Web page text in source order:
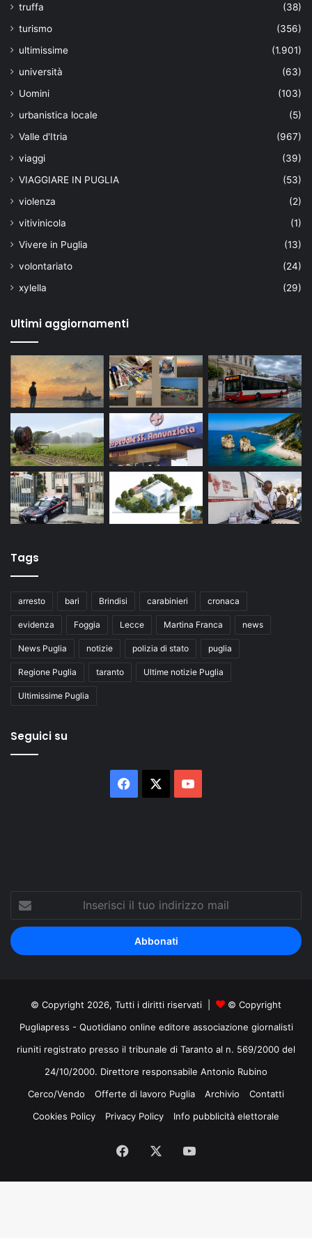
truffa
(38)
turismo
(356)
ultimissime
(1.901)
università
(63)
Uomini
(103)
urbanistica locale
(5)
Valle d'Itria
(967)
viaggi
(39)
VIAGGIARE IN PUGLIA
(53)
violenza
(2)
vitivinicola
(1)
Vivere in Puglia
(13)
volontariato
(24)
xylella
(29)
Ultimi aggiornamenti
Tags
arresto bari Brindisi carabinieri cronaca
evidenza Foggia Lecce Martina Franca news
News Puglia notizie polizia di stato puglia
Regione Puglia taranto Ultime notizie Puglia
Ultimissime Puglia
Seguici su
Facebook
Inserisci
tuo
indirizzo
mail
© Copyright 2026, Tutti i diritti riservati |
© Copyright
Pugliapress - Quotidiano online editore associazione giornalisti
riuniti registrato presso il tribunale di Taranto al n. 569/2000 del
24/10/2000. Direttore responsabile Antonio Rubino
Cerco/Vendo
Offerte di lavoro Puglia Archivio
Contatti
Cookies Policy
Privacy Policy Info pubblicità elettorale
Facebook
Tube